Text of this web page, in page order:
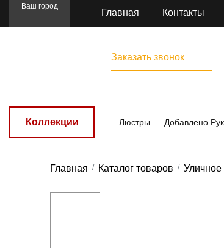
Ваш город
Главная Контакты
Заказать звонок
Коллекции Люстры Добавлено
Главная Каталог товаров